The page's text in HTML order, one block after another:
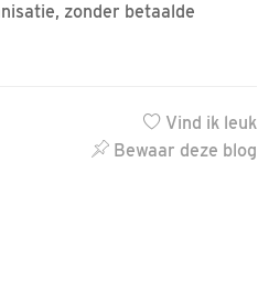
zonder betaalde
Vind ik leuk
Bewaar deze blog